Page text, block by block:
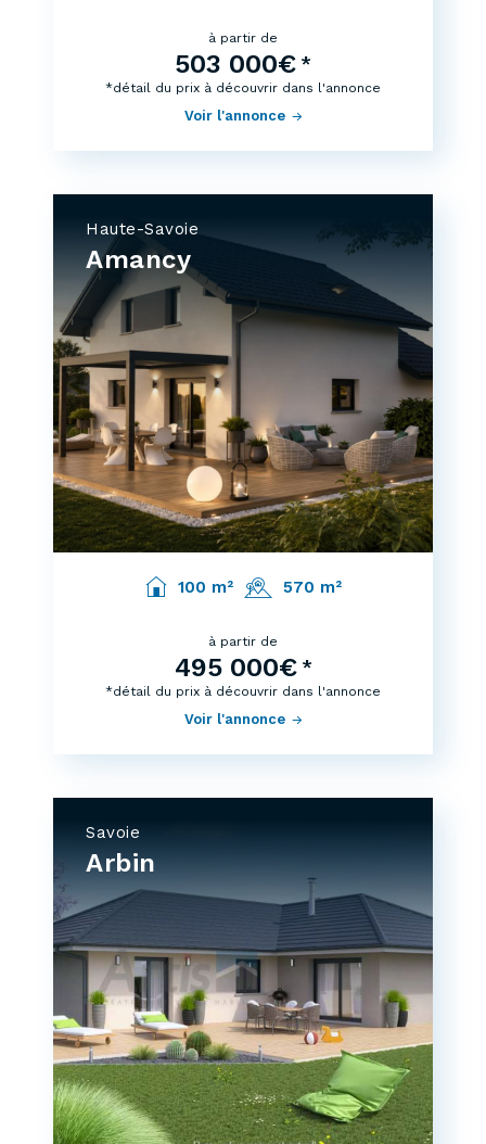
à partir de
503 000€ *
Voir l'annonce
*détail du prix à découvrir dans l'annonce
Haute-Savoie
Amancy
100 m² 570 m²
à partir de
495 000€ *
Voir l'annonce
*détail du prix à découvrir dans l'annonce
Savoie
Arbin